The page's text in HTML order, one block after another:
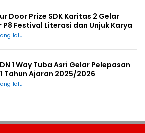
Door Prize SDK Karitas 2 Gelar
P8 Festival Literasi dan Unjuk Karya
lalu
1 Way Tuba Asri Gelar Pelepasan
Tahun Ajaran 2025/2026
lalu